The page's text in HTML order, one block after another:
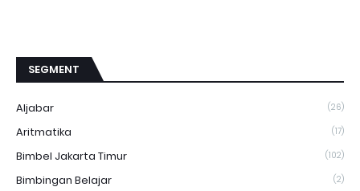
SEGMENT
Aljabar (26)
Aritmatika (17)
Bimbel Jakarta Timur (102)
Bimbingan Belajar (2)